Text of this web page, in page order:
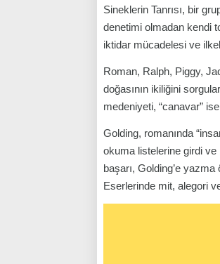
Sineklerin Tanrısı, bir
denetimi olmadan kendi
iktidar mücadelesi ve
Roman, Ralph, Piggy,
doğasının ikiliğini
medeniyeti, “canavar”
Golding, romanında
okuma listelerine girdi
başarı, Golding’e
Eserlerinde mit, alegori